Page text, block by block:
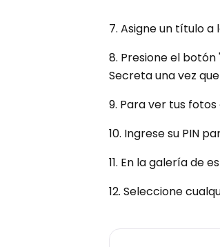
7. Asigne un título
8. Presione el
Secreta una vez
9. Para ver tus
10. Ingrese su PIN
11. En la galería de
12. Seleccione